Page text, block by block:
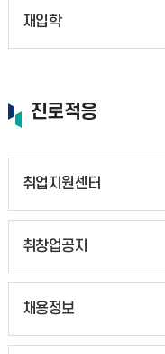
재입학
진로적응
취업지원센터
취창업공지
채용정보